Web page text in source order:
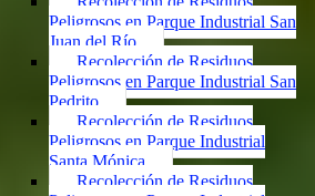
Peligrosos en Parque Industrial San
Juan del Río
Recolección de Residuos
Peligrosos en Parque Industrial San
Pedrito
Recolección de Residuos
Peligrosos en Parque Industrial
Santa Mónica
Recolección de Residuos